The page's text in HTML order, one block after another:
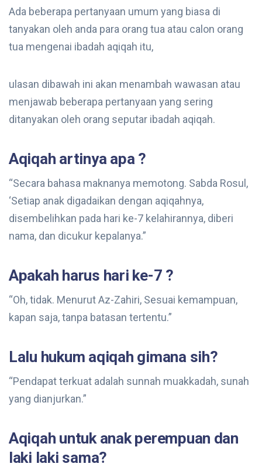
Ada beberapa pertanyaan umum yang biasa di
tanyakan oleh anda para orang tua atau calon orang
tua mengenai ibadah aqiqah itu,
ulasan dibawah ini akan menambah wawasan atau
menjawab beberapa pertanyaan yang sering
ditanyakan oleh orang seputar ibadah aqiqah.
Aqiqah artinya apa ?
“Secara bahasa maknanya memotong. Sabda Rosul,
‘Setiap anak digadaikan dengan aqiqahnya,
disembelihkan pada hari ke-7 kelahirannya, diberi
nama, dan dicukur kepalanya.”
Apakah harus hari ke-7 ?
“Oh, tidak. Menurut Az-Zahiri, Sesuai kemampuan,
kapan saja, tanpa batasan tertentu.”
Lalu hukum aqiqah gimana sih?
“Pendapat terkuat adalah sunnah muakkadah, sunah
yang dianjurkan.”
Aqiqah untuk anak perempuan dan
laki laki sama?